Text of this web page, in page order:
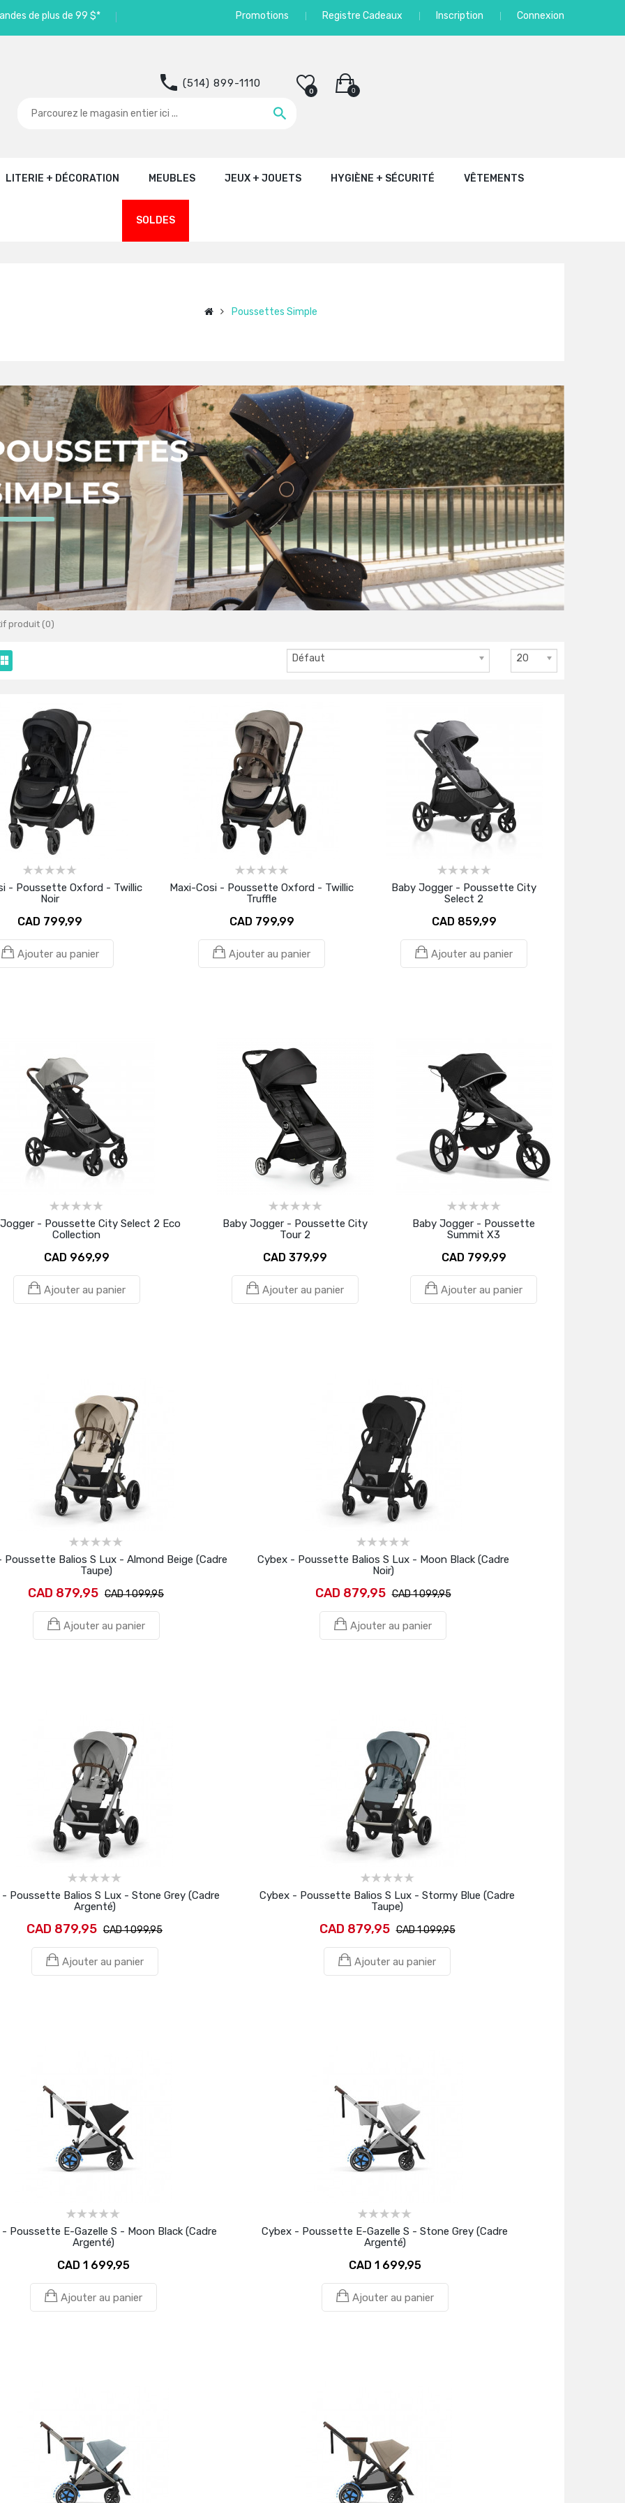
de plus de 99 $* Promotions Registre Cadeaux Inscription Connexion
0
0
(514) 899-1110
LITERIE + DÉCORATION MEUBLES JEUX + JOUETS HYGIÈNE + SÉCURITÉ VÊTEMENTS
SOLDES
Poussettes Simple
produit (0)
20
Défaut
- Poussette Oxford - Twillic
Noir
CAD 799,99
Ajouter au panier
Maxi-Cosi - Poussette Oxford - Twillic
Truffle
CAD 799,99
Ajouter au panier
Baby Jogger - Poussette City
Select 2
CAD 859,99
Ajouter au panier
- Poussette City Select 2 Eco
Collection
CAD 969,99
Ajouter au panier
Baby Jogger - Poussette City
Tour 2
CAD 379,99
Ajouter au panier
Baby Jogger - Poussette
Summit X3
CAD 799,99
Ajouter au panier
Poussette Balios S Lux - Almond Beige (Cadre
Taupe)
CAD 879,95 CAD 1 099,95
Ajouter au panier
Cybex - Poussette Balios S Lux - Moon Black (Cadre
Noir)
CAD 879,95 CAD 1 099,95
Ajouter au panier
- Poussette Balios S Lux - Stone Grey (Cadre
Argenté)
CAD 879,95 CAD 1 099,95
Ajouter au panier
Cybex - Poussette Balios S Lux - Stormy Blue (Cadre
Taupe)
CAD 879,95 CAD 1 099,95
Ajouter au panier
Poussette E-Gazelle S - Moon Black (Cadre
Argenté)
CAD 1 699,95
Ajouter au panier
Cybex - Poussette E-Gazelle S - Stone Grey (Cadre
Argenté)
CAD 1 699,95
Ajouter au panier